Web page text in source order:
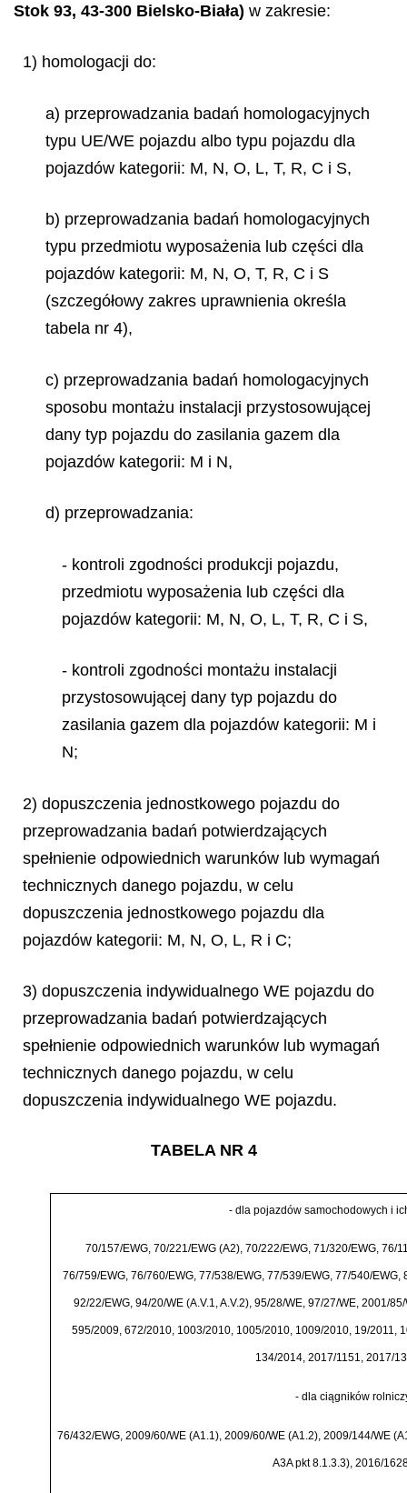
Stok 93, 43-300 Bielsko-Biała) w zakresie:
1) homologacji do:
a) przeprowadzania badań homologacyjnych
typu UE/WE pojazdu albo typu pojazdu dla
pojazdów kategorii: M, N, O, L, T, R, C i S,
b) przeprowadzania badań homologacyjnych
typu przedmiotu wyposażenia lub części dla
pojazdów kategorii: M, N, O, T, R, C i S
(szczegółowy zakres uprawnienia określa
tabela nr 4),
c) przeprowadzania badań homologacyjnych
sposobu montażu instalacji przystosowującej
dany typ pojazdu do zasilania gazem dla
pojazdów kategorii: M i N,
d) przeprowadzania:
- kontroli zgodności produkcji pojazdu,
przedmiotu wyposażenia lub części dla
pojazdów kategorii: M, N, O, L, T, R, C i S,
- kontroli zgodności montażu instalacji
przystosowującej dany typ pojazdu do
zasilania gazem dla pojazdów kategorii: M i
N;
2) dopuszczenia jednostkowego pojazdu do
przeprowadzania badań potwierdzających
spełnienie odpowiednich warunków lub wymagań
technicznych danego pojazdu, w celu
dopuszczenia jednostkowego pojazdu dla
pojazdów kategorii: M, N, O, L, R i C;
3) dopuszczenia indywidualnego WE pojazdu do
przeprowadzania badań potwierdzających
spełnienie odpowiednich warunków lub wymagań
technicznych danego pojazdu, w celu
dopuszczenia indywidualnego WE pojazdu.
TABELA NR 4
- dla pojazdów samochodowych i
70/157/EWG, 70/221/EWG (A2), 70/222/EWG, 71/320/EWG, 76/
76/759/EWG, 76/760/EWG, 77/538/EWG, 77/539/EWG, 77/540/
92/22/EWG, 94/20/WE (A.V.1, A.V.2), 95/28/WE, 97/27/WE, 2001/
595/2009, 672/2010, 1003/2010, 1005/2010, 1009/2010, 19/2011,
134/2014, 2017/1151, 2017/
- dla ciągników
76/432/EWG, 2009/60/WE (A1.1), 2009/60/WE (A1.2), 2009/144/WE
A3A pkt 8.1.3.3), 2016/